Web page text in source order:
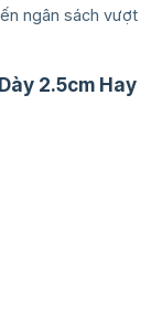
ngân sách vượt
2.5cm Hay